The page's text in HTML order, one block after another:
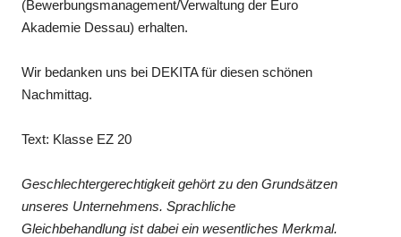
(Bewerbungsmanagement/Verwaltung der Euro
Akademie Dessau) erhalten.
Wir bedanken uns bei DEKITA für diesen schönen
Nachmittag.
Text: Klasse EZ 20
Geschlechtergerechtigkeit gehört zu den Grundsätzen
unseres Unternehmens. Sprachliche
Gleichbehandlung ist dabei ein wesentliches Merkmal.